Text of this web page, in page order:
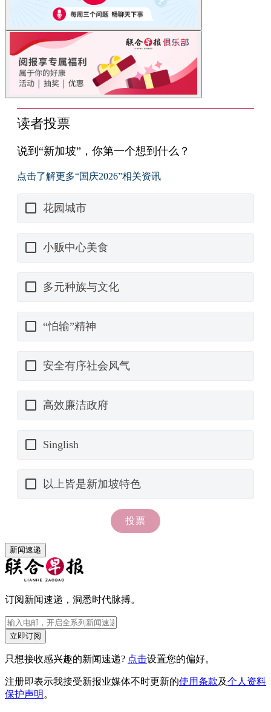
新闻速递
订阅新闻速递，洞悉时代脉搏。
立即订阅
只想接收感兴趣的新闻速递? 点击设置您的偏好。
注册即表示我接受新报业媒体不时更新的使用条款及个人资料
保护声明 。